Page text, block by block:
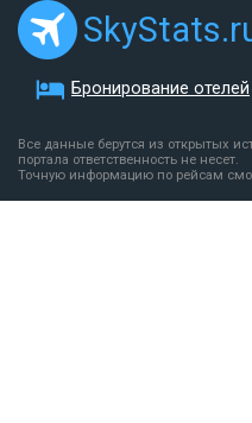
Бронирование отелей
Все данные берутся из открытых
портала ответственность не несет.
Точную информацию по рейсам